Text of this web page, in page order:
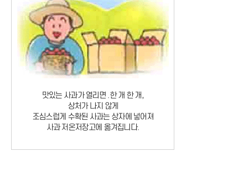
맛있는 사과가 열리면 .한 개 한 개,
상처가 나지 않게
조심스럽게 수확된 사과는 상자에 넣어져
사과 저온저장고에 옮겨집니다.